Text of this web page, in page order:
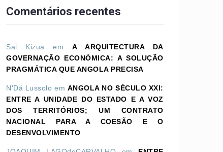
Comentários recentes
Sai Kizua emA ARQUITECTURA DA
GOVERNAÇÃO ECONÓMICA: A SOLUÇÃO
PRAGMÁTICA QUE ANGOLA PRECISA
N'Dá Lussolo em ANGOLA NO SÉCULO XXI:
ENTRE A UNIDADE DO ESTADO E A VOZ
DOS TERRITÓRIOS; UM CONTRATO
NACIONAL PARA A COESÃO E O
DESENVOLVIMENTO